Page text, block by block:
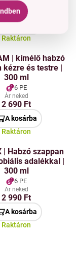
Ár neked
2 990 Ft
A kosárba
Raktáron
| kímélő habzó
kézre és testre |
300 ml
6 PE
Ár neked
2 690 Ft
A kosárba
Raktáron
| Habzó szappan
adalékkal |
300 ml
6 PE
Ár neked
2 990 Ft
A kosárba
Raktáron